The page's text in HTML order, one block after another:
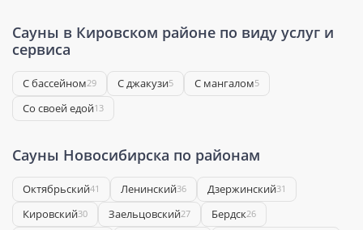
Сауны в Кировском районе по виду услуг и
сервиса
С бассейном29 С джакузи5 С мангалом5
Со своей едой13
Сауны Новосибирска по районам
Октябрьский41 Ленинский36 Дзержинский31
Кировский30 Заельцовский27 Бердск26